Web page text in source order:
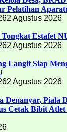
Pelatihan
2 Agustus 2026
Estafet
2 Agustus 2026
Langit Siap
2 Agustus 2026
Denanyar, Piala
Cetak Bibit